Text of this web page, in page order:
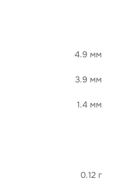
4.9 мм
3.9 мм
1.4 мм
0.12 г